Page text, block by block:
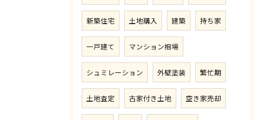
新築住宅 土地購入 建築 持ち家
一戸建て マンション相場
シュミレーション 外壁塗装 繁忙期
土地査定 古家付き土地 空き家売却